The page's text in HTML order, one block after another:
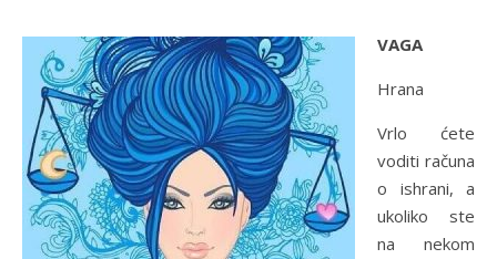
VAGA
Hrana
Vrlo ćete
voditi računa
o ishrani, a
ukoliko ste
na nekom